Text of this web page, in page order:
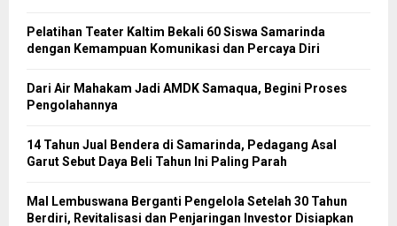
Pelatihan Teater Kaltim Bekali 60 Siswa Samarinda
dengan Kemampuan Komunikasi dan Percaya Diri
Dari Air Mahakam Jadi AMDK Samaqua, Begini Proses
Pengolahannya
14 Tahun Jual Bendera di Samarinda, Pedagang Asal
Garut Sebut Daya Beli Tahun Ini Paling Parah
Mal Lembuswana Berganti Pengelola Setelah 30 Tahun
Berdiri, Revitalisasi dan Penjaringan Investor Disiapkan